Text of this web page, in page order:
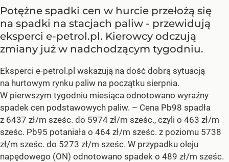
Potężne spadki cen w hurcie przełożą się
na spadki na stacjach paliw - przewidują
eksperci e-petrol.pl. Kierowcy odczują
zmiany już w nadchodzącym tygodniu.
Eksperci e-petrol.pl wskazują na dość dobrą sytuacją
na hurtowym rynku paliw na początku sierpnia.
W pierwszym tygodniu miesiąca odnotowano wyraźny
spadek cen podstawowych paliw. – Cena Pb98 spadła
z 6437 zł/m sześc. do 5974 zł/m sześc., czyli o 463 zł/m
sześc. Pb95 potaniała o 464 zł/m sześc. z poziomu 5738
zł/m sześc. do 5273 zł/m sześc. W przypadku oleju
napędowego (ON) odnotowano spadek o 489 zł/m sześc.